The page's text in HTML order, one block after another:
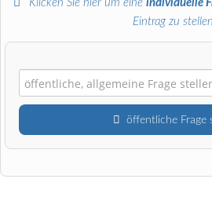
Klicken Sie hier um eineindividuelle
Eintrag zu stellen
öffentliche Frage